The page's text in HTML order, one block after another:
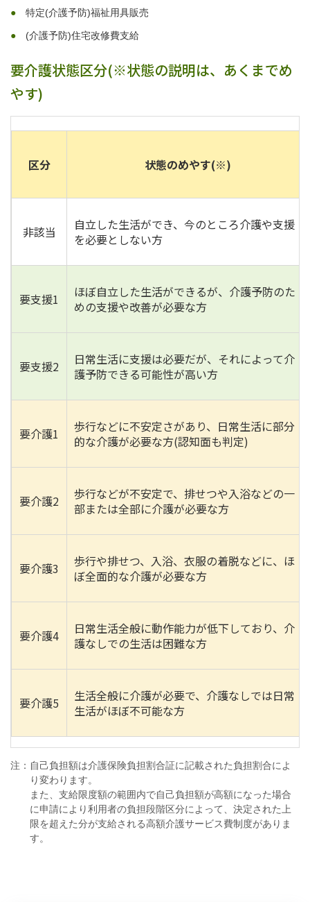
特定(介護予防)福祉用具販売
(介護予防)住宅改修費支給
要介護状態区分(※状態の説明は、あくまでめ
やす)
区分 状態のめやす(※)
非該当
自立した生活ができ、今のところ介護や支援
を必要としない方
要支援1
ほぼ自立した生活ができるが、介護予防のた
めの支援や改善が必要な方
要支援2
日常生活に支援は必要だが、それによって介
護予防できる可能性が高い方
要介護1
歩行などに不安定さがあり、日常生活に部分
的な介護が必要な方(認知面も判定)
要介護2
歩行などが不安定で、排せつや入浴などの一
部または全部に介護が必要な方
要介護3
歩行や排せつ、入浴、衣服の着脱などに、ほ
ぼ全面的な介護が必要な方
要介護4
日常生活全般に動作能力が低下しており、介
護なしでの生活は困難な方
要介護5
生活全般に介護が必要で、介護なしでは日常
生活がほぼ不可能な方
注：自己負担額は介護保険負担割合証に記載された負担割合によ
り変わります。
また、支給限度額の範囲内で自己負担額が高額になった場合
に申請により利用者の負担段階区分によって、決定された上
限を超えた分が支給される高額介護サービス費制度がありま
す。